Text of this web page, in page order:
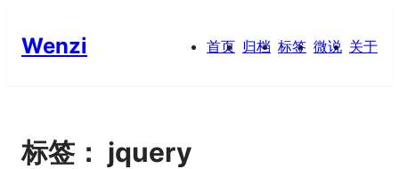
Wenzi 首页 归档 标签 微说 关于
标签： jquery